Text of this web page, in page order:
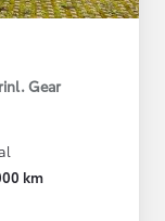
Gear
km